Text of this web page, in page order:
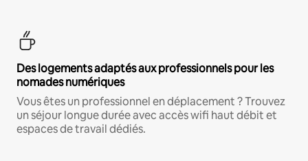
Des logements adaptés aux professionnels pour les
nomades numériques
Vous êtes un professionnel en déplacement ? Trouvez
un séjour longue durée avec accès wifi haut débit et
espaces de travail dédiés.